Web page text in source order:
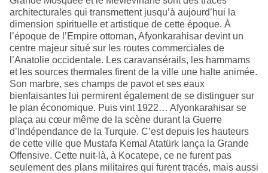
architecturales qui transmettent jusqu’à aujourd’hui la
dimension spirituelle et artistique de cette époque. À
l’époque de l’Empire ottoman, Afyonkarahisar devint un
centre majeur situé sur les routes commerciales de
l’Anatolie occidentale. Les caravansérails, les hammams
et les sources thermales firent de la ville une halte animée.
Son marbre, ses champs de pavot et ses eaux
bienfaisantes lui permirent également de se distinguer sur
le plan économique. Puis vint 1922… Afyonkarahisar se
plaça au cœur même de la scène durant la Guerre
d’Indépendance de la Turquie. C’est depuis les hauteurs
de cette ville que Mustafa Kemal Atatürk lança la Grande
Offensive. Cette nuit-là, à Kocatepe, ce ne furent pas
seulement des plans militaires qui furent tracés, mais aussi